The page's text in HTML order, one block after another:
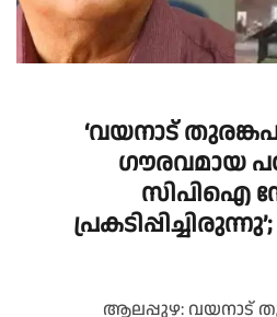
‘വയനാട്
ഗൗരവമായ
സിപിഐ
ആലപ്പുഴ: വയനാട്